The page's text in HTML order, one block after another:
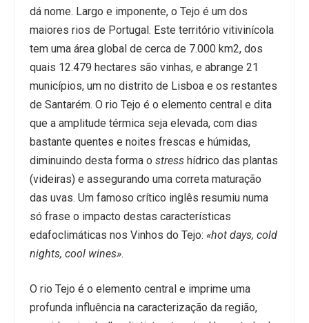
dá nome. Largo e imponente, o Tejo é um dos
maiores rios de Portugal. Este território vitivinícola
tem uma área global de cerca de 7.000 km2, dos
quais 12.479 hectares são vinhas, e abrange 21
municípios, um no distrito de Lisboa e os restantes
de Santarém. O rio Tejo é o elemento central e dita
que a amplitude térmica seja elevada, com dias
bastante quentes e noites frescas e húmidas,
diminuindo desta forma o stresshídrico das plantas
(videiras) e assegurando uma correta maturação
das uvas. Um famoso crítico inglês resumiu numa
só frase o impacto destas características
edafoclimáticas nos Vinhos do Tejo: «hot days, cold
nights, cool wines».
O rio Tejo é o elemento central e imprime uma
profunda influência na caracterização da região,